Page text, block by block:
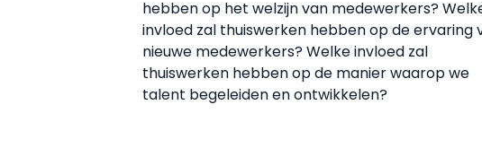
hebben op het welzijn van medewerkers?
invloed zal thuiswerken hebben op de ervaring
nieuwe medewerkers? Welke invloed zal
thuiswerken hebben op de manier waarop we
talent begeleiden en ontwikkelen?